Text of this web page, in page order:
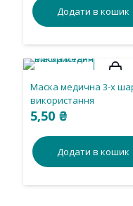
Додати в кошик
Маска медична 3-х
використання
5,50 ₴
Додати в кошик